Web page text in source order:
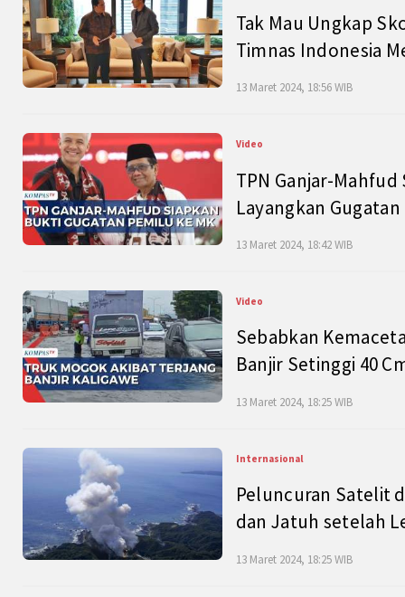
Tak Mau Ungkap
Timnas Indonesia
13 Maret 2024, 18:56 WIB
Video
TPN Ganjar-
Layangkan
13 Maret 2024, 18:42 WIB
Video
Sebabkan
Banjir Setinggi 40
13 Maret 2024, 18:25 WIB
Internasional
Peluncuran Satelit
dan Jatuh setelah
13 Maret 2024, 18:25 WIB